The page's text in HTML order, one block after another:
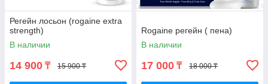
Регейн лосьон (rogaine extra
strength)
В наличии
14 900 ₸ 15 900 ₸
Rogaine регейн ( пена)
В наличии
17 000 ₸ 18 000 ₸